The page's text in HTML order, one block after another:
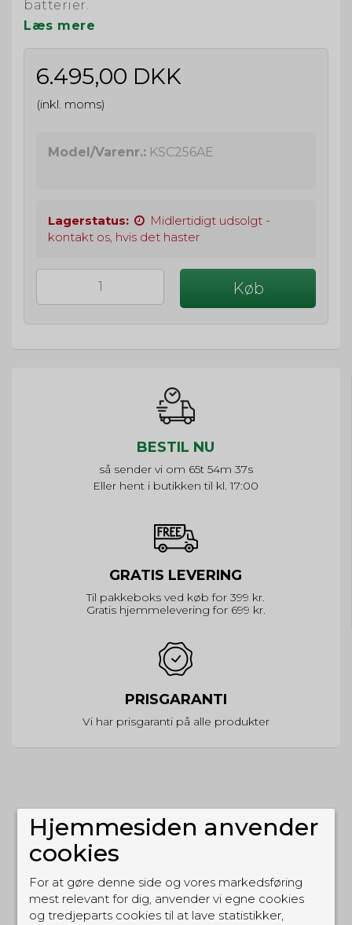
batterier.
Læs mere
6.495,00 DKK
(inkl. moms)
Model/Varenr.: KSC256AE
Lagerstatus:
Midlertidigt udsolgt -
kontakt os, hvis det haster
Køb
BESTIL NU
så sender vi om 65t 54m 37s
Eller hent i butikken til kl. 17:00
GRATIS LEVERING
Til pakkeboks ved køb for 399 kr.
Gratis hjemmelevering for 699 kr.
PRISGARANTI
Vi har prisgaranti på alle produkter
ALTERNATIVE PRODUKTER
Hjemmesiden anvender
cookies
For at gøre denne side og vores markedsføring
mest relevant for dig, anvender vi egne cookies
og tredjeparts cookies til at lave statistikker,